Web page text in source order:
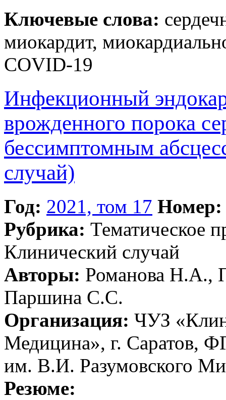
Ключевые слова:
миокардит,
COVID-19
Инфекционный
врожденного порока
бессимптомным
случай)
Год: 2021, том 17 Номер:
Рубрика: Тематическое
Клинический случай
Авторы: Романова Н.А.,
Паршина С.С.
Организация: ЧУЗ
Медицина», г. Саратов,
им. В.И. Разумовского
Резюме: